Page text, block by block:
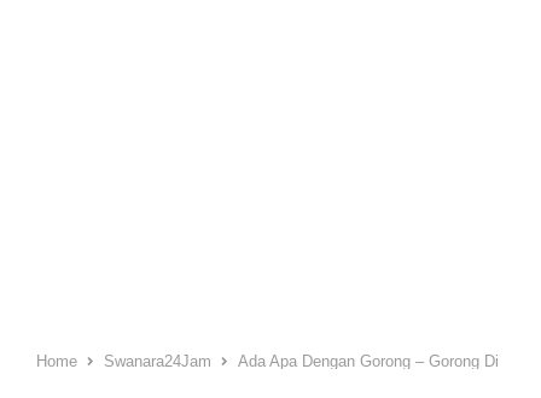
Home Swanara24Jam Ada Apa Dengan Gorong – Gorong Di